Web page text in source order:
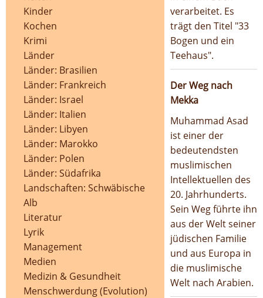
Kinder
Kochen
Krimi
Länder
Länder: Brasilien
Länder: Frankreich
Länder: Israel
Länder: Italien
Länder: Libyen
Länder: Marokko
Länder: Polen
Länder: Südafrika
Landschaften: Schwäbische
Alb
Literatur
Lyrik
Management
Medien
Medizin & Gesundheit
Menschwerdung (Evolution)
verarbeitet. Es
trägt den Titel "33
Bogen und ein
Teehaus".
Der Weg nach
Mekka
Muhammad Asad
ist einer der
bedeutendsten
muslimischen
Intellektuellen des
20. Jahrhunderts.
Sein Weg führte ihn
aus der Welt seiner
jüdischen Familie
und aus Europa in
die muslimische
Welt nach Arabien.